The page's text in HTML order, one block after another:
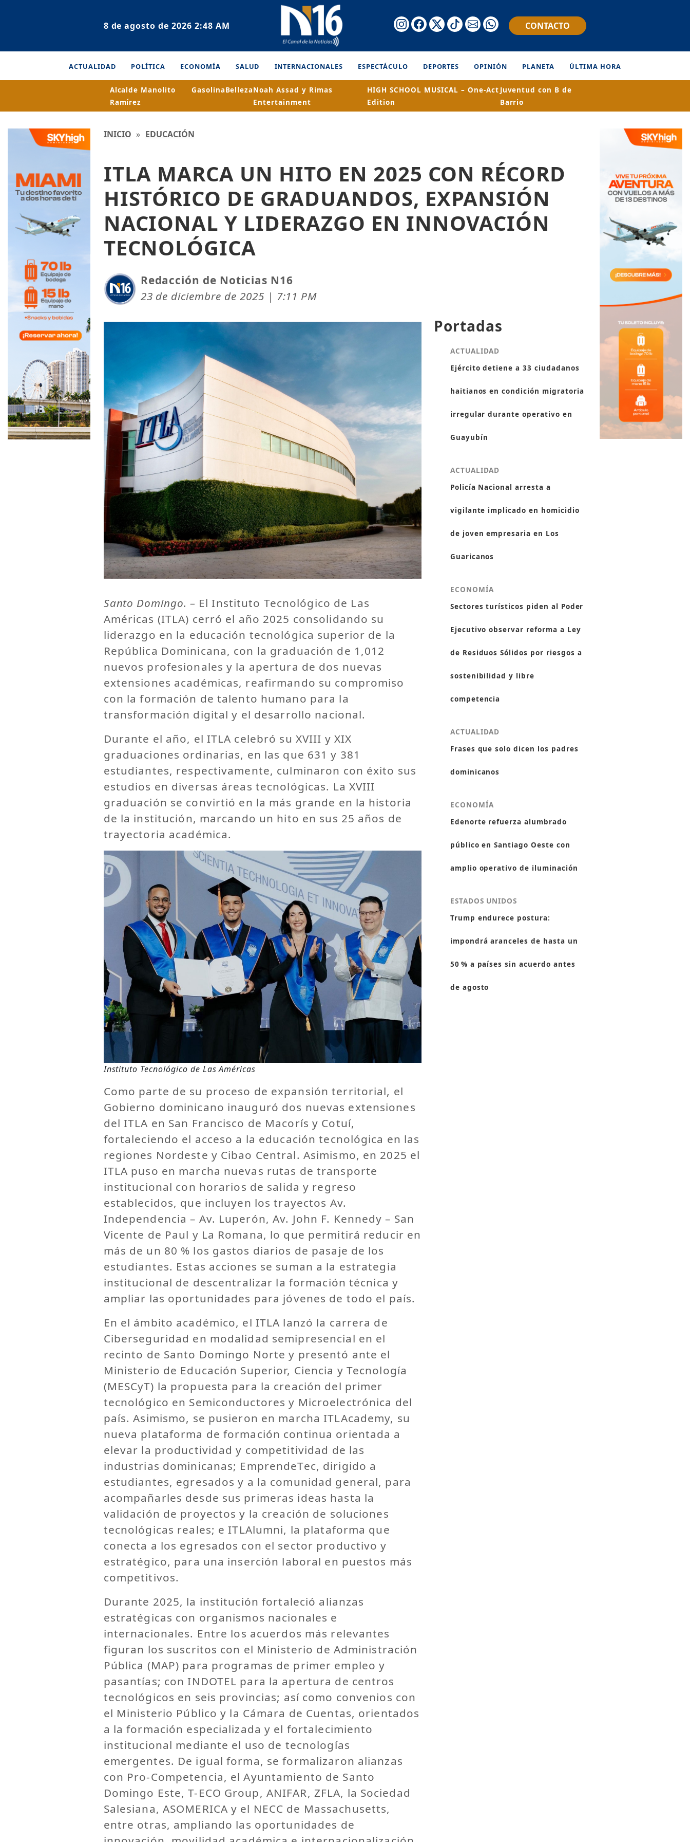
8 de agosto de 2026 2:48 AM CONTACTO
ACTUALIDAD POLÍTICA ECONOMÍA SALUD INTERNACIONALES ESPECTÁCULO DEPORTES OPINIÓN PLANETA ÚLTIMA HORA
Alcalde Manolito
Ramírez
GasolinaBellezaNoah Assad y Rimas
Entertainment
HIGH SCHOOL MUSICAL – One-Act
Edition
Juventud con B de
Barrio
INICIO » EDUCACIÓN
ITLA MARCA UN HITO EN 2025 CON RÉCORD
HISTÓRICO DE GRADUANDOS, EXPANSIÓN
NACIONAL Y LIDERAZGO EN INNOVACIÓN
TECNOLÓGICA
Redacción de Noticias N16
23 de diciembre de 2025 | 7:11 PM
Santo Domingo. – El Instituto Tecnológico de Las
Américas (ITLA) cerró el año 2025 consolidando su
liderazgo en la educación tecnológica superior de la
República Dominicana, con la graduación de 1,012
nuevos profesionales y la apertura de dos nuevas
extensiones académicas, reafirmando su compromiso
con la formación de talento humano para la
transformación digital y el desarrollo nacional.
Durante el año, el ITLA celebró su XVIII y XIX
graduaciones ordinarias, en las que 631 y 381
estudiantes, respectivamente, culminaron con éxito sus
estudios en diversas áreas tecnológicas. La XVIII
graduación se convirtió en la más grande en la historia
de la institución, marcando un hito en sus 25 años de
trayectoria académica.
Instituto Tecnológico de Las Américas
Como parte de su proceso de expansión territorial, el
Gobierno dominicano inauguró dos nuevas extensiones
del ITLA en San Francisco de Macorís y Cotuí,
fortaleciendo el acceso a la educación tecnológica en las
regiones Nordeste y Cibao Central. Asimismo, en 2025 el
ITLA puso en marcha nuevas rutas de transporte
institucional con horarios de salida y regreso
establecidos, que incluyen los trayectos Av.
Independencia – Av. Luperón, Av. John F. Kennedy – San
Vicente de Paul y La Romana, lo que permitirá reducir en
más de un 80 % los gastos diarios de pasaje de los
estudiantes. Estas acciones se suman a la estrategia
institucional de descentralizar la formación técnica y
ampliar las oportunidades para jóvenes de todo el país.
En el ámbito académico, el ITLA lanzó la carrera de
Ciberseguridad en modalidad semipresencial en el
recinto de Santo Domingo Norte y presentó ante el
Ministerio de Educación Superior, Ciencia y Tecnología
(MESCyT) la propuesta para la creación del primer
tecnológico en Semiconductores y Microelectrónica del
país. Asimismo, se pusieron en marcha ITLAcademy, su
nueva plataforma de formación continua orientada a
elevar la productividad y competitividad de las
industrias dominicanas; EmprendeTec, dirigido a
estudiantes, egresados y a la comunidad general, para
acompañarles desde sus primeras ideas hasta la
validación de proyectos y la creación de soluciones
tecnológicas reales; e ITLAlumni, la plataforma que
conecta a los egresados con el sector productivo y
estratégico, para una inserción laboral en puestos más
competitivos.
Durante 2025, la institución fortaleció alianzas
estratégicas con organismos nacionales e
internacionales. Entre los acuerdos más relevantes
figuran los suscritos con el Ministerio de Administración
Pública (MAP) para programas de primer empleo y
pasantías; con INDOTEL para la apertura de centros
tecnológicos en seis provincias; así como convenios con
el Ministerio Público y la Cámara de Cuentas, orientados
a la formación especializada y el fortalecimiento
institucional mediante el uso de tecnologías
emergentes. De igual forma, se formalizaron alianzas
con Pro-Competencia, el Ayuntamiento de Santo
Domingo Este, T-ECO Group, ANIFAR, ZFLA, la Sociedad
Salesiana, ASOMERICA y el NECC de Massachusetts,
entre otras, ampliando las oportunidades de
Portadas
ACTUALIDAD
Ejército detiene a 33 ciudadanos
haitianos en condición migratoria
irregular durante operativo en
Guayubín
ACTUALIDAD
Policía Nacional arresta a
vigilante implicado en homicidio
de joven empresaria en Los
Guaricanos
ECONOMÍA
Sectores turísticos piden al Poder
Ejecutivo observar reforma a Ley
de Residuos Sólidos por riesgos a
sostenibilidad y libre
competencia
ACTUALIDAD
Frases que solo dicen los padres
dominicanos
ECONOMÍA
Edenorte refuerza alumbrado
público en Santiago Oeste con
amplio operativo de iluminación
ESTADOS UNIDOS
Trump endurece postura:
impondrá aranceles de hasta un
50 % a países sin acuerdo antes
de agosto